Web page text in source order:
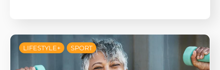
LIFESTYLE+ SPORT